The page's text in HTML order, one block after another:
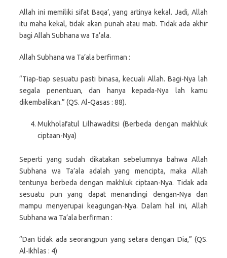
Allah ini memiliki sifat Baqa’, yang artinya kekal. Jadi, Allah
itu maha kekal, tidak akan punah atau mati. Tidak ada akhir
bagi Allah Subhana wa Ta’ala.
Allah Subhana wa Ta’ala berfirman :
“Tiap-tiap sesuatu pasti binasa, kecuali Allah. Bagi-Nya lah
segala penentuan, dan hanya kepada-Nya lah kamu
dikembalikan.” (QS. Al-Qasas : 88).
Mukholafatul Lilhawaditsi (Berbeda dengan makhluk
ciptaan-Nya)
Seperti yang sudah dikatakan sebelumnya bahwa Allah
Subhana wa Ta’ala adalah yang mencipta, maka Allah
tentunya berbeda dengan makhluk ciptaan-Nya. Tidak ada
sesuatu pun yang dapat menandingi dengan-Nya dan
mampu menyerupai keagungan-Nya. Dalam hal ini, Allah
Subhana wa Ta’ala berfirman :
“Dan tidak ada seorangpun yang setara dengan Dia,” (QS.
Al-Ikhlas : 4)